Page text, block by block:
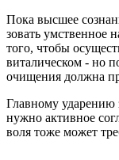
Пока высшее
зовать умственное
того, что­бы
виталическом - но
очищения должна
Главному ударению
нужно активное
воля тоже может